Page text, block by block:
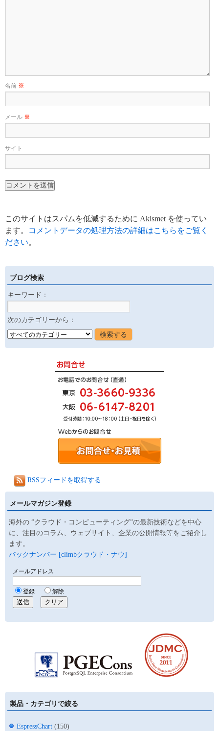
名前 ※
メール ※
サイト
このサイトはスパムを低減するために Akismet を使ってい
ます。
コメントデータの処理方法の詳細はこちらをご覧く
ださい。
ブログ検索
キーワード：
次のカテゴリーから：
RSSフィードを取得する
メールマガジン登録
海外の ”クラウド・コンピューティング”の最新技術などを中心
に、注目のコラム、ウェブサイト、企業の公開情報等をご紹介し
ます。
バックナンバー [climbクラウド・ナウ]
製品・カテゴリで絞る
EspressChart (150)